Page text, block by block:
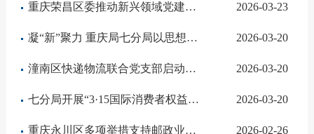
重庆荣昌区委推动新兴领域党建工作 召开“两新”工委会议专题研究部署 2026-03-23
凝“新”聚力 重庆局七分局以思想政治工作助推行业发展 2026-03-20
潼南区快递物流联合党支部启动树立和践行正确政绩观学习教育 2026-03-20
七分局开展“3·15国际消费者权益日”宣传活动 2026-03-20
重庆永川区多项举措支持邮政业高质量发展 2026-02-26